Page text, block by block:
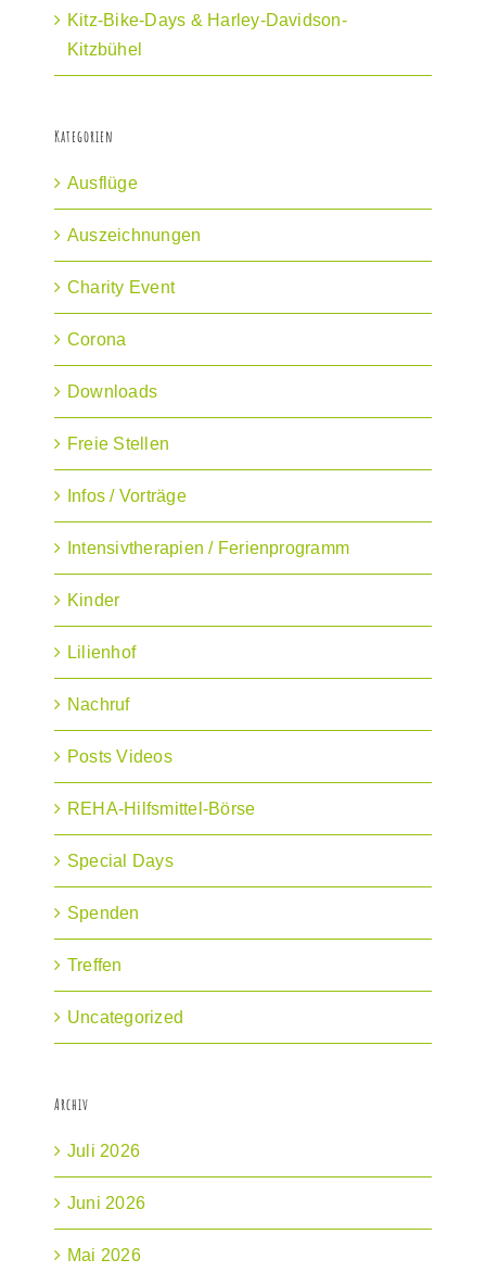
Kitz-Bike-Days & Harley-Davidson-
Kitzbühel
Kategorien
Ausflüge
Auszeichnungen
Charity Event
Corona
Downloads
Freie Stellen
Infos / Vorträge
Intensivtherapien / Ferienprogramm
Kinder
Lilienhof
Nachruf
Posts Videos
REHA-Hilfsmittel-Börse
Special Days
Spenden
Treffen
Uncategorized
Archiv
Juli 2026
Juni 2026
Mai 2026